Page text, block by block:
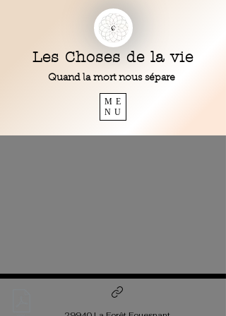
Les Choses de la vie
Quand la mort nous sépare
ME
NU